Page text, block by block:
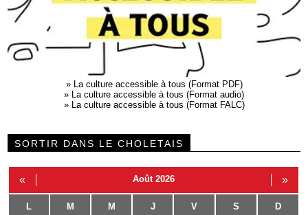
» La culture accessible à tous (Format PDF)
» La culture accessible à tous (Format audio)
» La culture accessible à tous (Format FALC)
SORTIR DANS LE CHOLETAIS
« Août 2026 »
L M M J V S D